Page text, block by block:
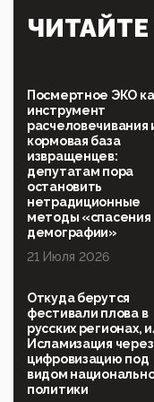
Симулякр
профилактика
120 лет
народовластия
Правительства и
06:29, 15 Апреля 2026
Социальный фонд
внедрения
всей стране
угрозой увольнения
10:02, 10 Апреля 2026
Президент РАН
ребенка:"...
09:07, 10 Апреля 2026
Ачто, так можно
показать зубы,
Адмир...
05:52, 10 Апреля 2026
Посмертное ЭКО
инструмент
расчеловечивания
кормовая база
извращенцев:
депутатам пора
остановить
нетрадиционные
методы «спасения
демографии»
21 Июля 2026
Откуда берутся
фестивали плова в
русских регионах,
Исламизация через
цифровизацию под
видом
политики